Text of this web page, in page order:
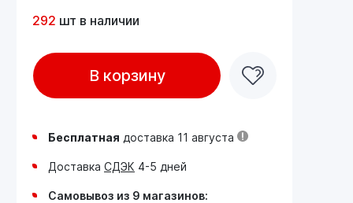
292 шт в наличии
В корзину
Бесплатная доставка 11 августа
Доставка СДЭК 4-5 дней
Самовывоз из 9 магазинов: